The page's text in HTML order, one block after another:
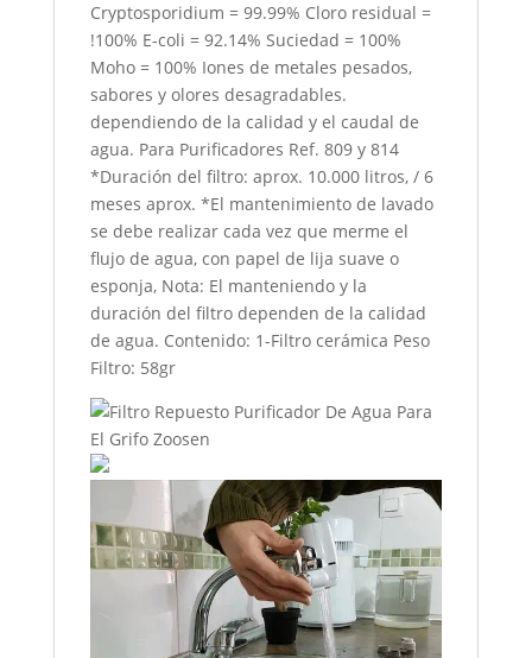
Cryptosporidium = 99.99% Cloro residual =
!100% E-coli = 92.14% Suciedad = 100%
Moho = 100% Iones de metales pesados,
sabores y olores desagradables.
dependiendo de la calidad y el caudal de
agua. Para Purificadores Ref. 809 y 814
*Duración del filtro: aprox. 10.000 litros, / 6
meses aprox. *El mantenimiento de lavado
se debe realizar cada vez que merme el
flujo de agua, con papel de lija suave o
esponja, Nota: El manteniendo y la
duración del filtro dependen de la calidad
de agua. Contenido: 1-Filtro cerámica Peso
Filtro: 58gr